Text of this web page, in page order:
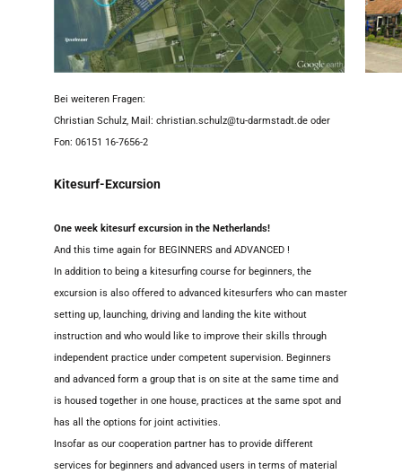
Bei weiteren Fragen:
Christian Schulz, Mail: christian.schulz@tu-darmstadt.de oder
Fon: 06151 16-7656-2
Kitesurf-Excursion
One week kitesurf excursion in the Netherlands!
And this time again for BEGINNERS and ADVANCED !
In addition to being a kitesurfing course for beginners, the
excursion is also offered to advanced kitesurfers who can master
setting up, launching, driving and landing the kite without
instruction and who would like to improve their skills through
independent practice under competent supervision. Beginners
and advanced form a group that is on site at the same time and
is housed together in one house, practices at the same spot and
has all the options for joint activities.
Insofar as our cooperation partner has to provide different
services for beginners and advanced users in terms of material